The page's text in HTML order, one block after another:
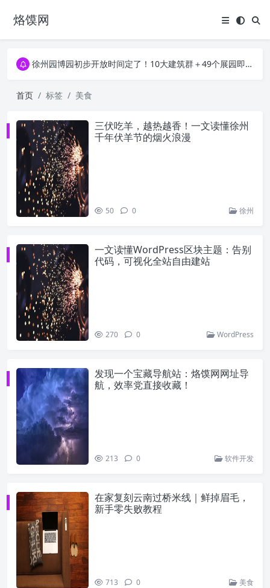
烙馍网16796个OpenClaw Skills合集下载｜总2.7G，压缩后仅738M，覆盖全场景技能
徐州园博园初步开放时间定了！10大建筑群＋49个展园即将亮相！
徐州园博园初步开放时间定了！10大建筑群＋49个展园即将亮相！
首页 标签 美食
三伏吃羊，越热越香！一文读懂徐州
千年伏羊节的烟火浪漫
50 0 徐州
一文读懂WordPress区块主题：告别
代码，可视化全站自由建站
270 0 WordPress
发现一个宝藏导航站：烙馍网网址导
航，效率党直接收藏！
213 0 软件开发
在家复刻云南过桥米线｜鲜掉眉毛，
新手零失败教程
713 0 美食